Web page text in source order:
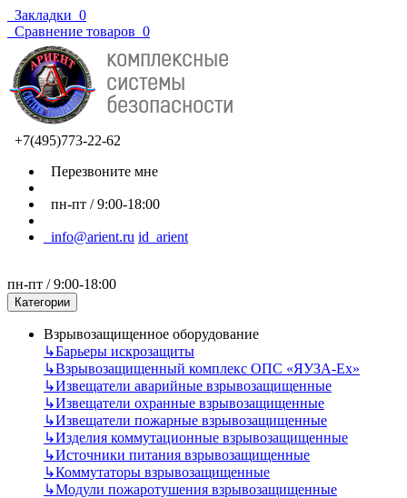
Закладки 0
Сравнение товаров 0
+7(495)773-22-62
Перезвоните мне
пн-пт / 9:00-18:00
info@arient.ru id_arient
пн-пт / 9:00-18:00
Категории
Взрывозащищенное оборудование
↳Барьеры искрозащиты
↳Взрывозащищенный комплекс ОПС «ЯУЗА-Ех»
↳Извещатели аварийные взрывозащищенные
↳Извещатели охранные взрывозащищенные
↳Извещатели пожарные взрывозащищенные
↳Изделия коммутационные взрывозащищенные
↳Источники питания взрывозащищенные
↳Коммутаторы взрывозащищенные
↳Модули пожаротушения взрывозащищенные